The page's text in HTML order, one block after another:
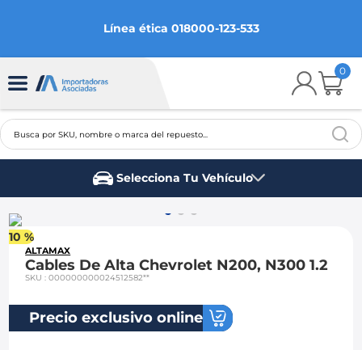
Línea ética 018000-123-533
0
Busca por SKU, nombre o marca del repuesto...
Selecciona Tu Vehículo
10 %
ALTAMAX
Cables De Alta Chevrolet N200, N300 1.2
SKU:000000000024512582**
Precio exclusivo online
2
3.
spark gt
ford fiesta
5.
optra
6.
mazda 3